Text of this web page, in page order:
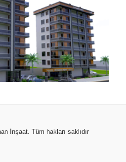
YAŞAMIN ADRESI"
İnşaat. Tüm hakları saklıdır